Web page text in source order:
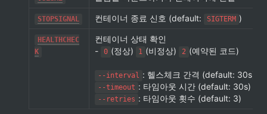
STOPSIGNAL 컨테이너 종료 신호 (default: SIGTERM )
HEALTHCHEC
K
컨테이너 상태 확인
-
0 (정상) 1 (비정상) 2 (예약된 코드)
--interval
--timeout
--retries : 타임아웃 횟수 (default: 3)